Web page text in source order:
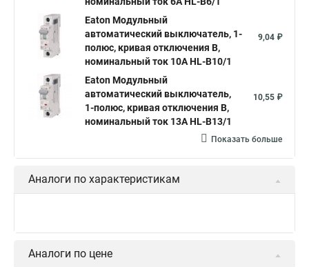
Eaton Модульный
автоматический выключатель, 1-
полюс, кривая отключения B,
номинальный ток 10А HL-B10/1
9,04 ₽
Eaton Модульный
автоматический выключатель,
1-полюс, кривая отключения B,
номинальный ток 13А HL-B13/1
10,55 ₽
Показать больше
Аналоги по характеристикам
Аналоги по цене